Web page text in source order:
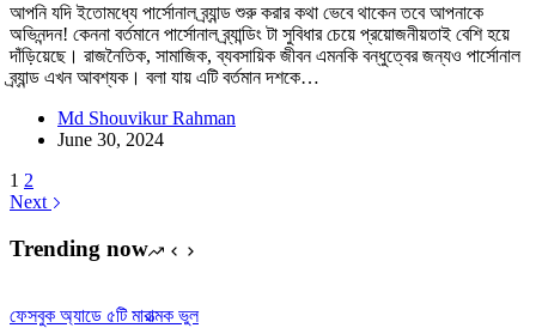
আপনি যদি ইতোমধ্যে পার্সোনাল ব্র্যান্ড শুরু করার কথা ভেবে থাকেন তবে আপনাকে
অভিনন্দন! কেননা বর্তমানে পার্সোনাল ব্র্যান্ডিং টা সুবিধার চেয়ে প্রয়োজনীয়তাই বেশি হয়ে
দাঁড়িয়েছে। রাজনৈতিক, সামাজিক, ব্যবসায়িক জীবন এমনকি বন্ধুত্বের জন্যও পার্সোনাল
ব্র্যান্ড এখন আবশ্যক। বলা যায় এটি বর্তমান দশকে…
Md Shouvikur Rahman
June 30, 2024
1 2
Next
Trending now
ফেসবুক অ্যাডে ৫টি মারাত্মক ভুল